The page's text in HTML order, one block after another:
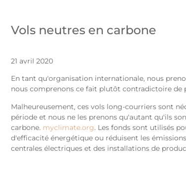
Vols neutres en carbone
21 avril 2020
En tant qu'organisation internationale, nous
nous comprenons ce fait plutôt contradictoire de
Malheureusement, ces vols long-courriers sont
période et nous ne les prenons qu'autant qu'ils
carbone. myclimate.org. Les fonds sont utilisés
d'efficacité énergétique ou réduisent les
centrales électriques et des installations de